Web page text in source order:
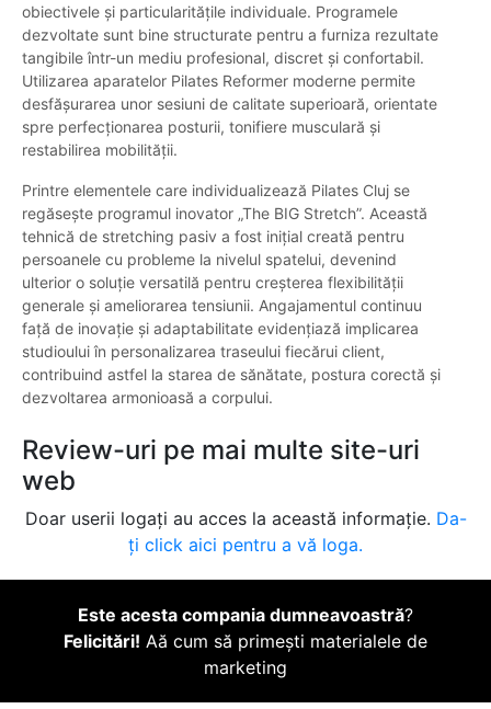
obiectivele și particularitățile individuale. Programele
dezvoltate sunt bine structurate pentru a furniza rezultate
tangibile într-un mediu profesional, discret și confortabil.
Utilizarea aparatelor Pilates Reformer moderne permite
desfășurarea unor sesiuni de calitate superioară, orientate
spre perfecționarea posturii, tonifiere musculară și
restabilirea mobilității.
Printre elementele care individualizează Pilates Cluj se
regăsește programul inovator „The BIG Stretch”. Această
tehnică de stretching pasiv a fost inițial creată pentru
persoanele cu probleme la nivelul spatelui, devenind
ulterior o soluție versatilă pentru creșterea flexibilității
generale și ameliorarea tensiunii. Angajamentul continuu
față de inovație și adaptabilitate evidențiază implicarea
studioului în personalizarea traseului fiecărui client,
contribuind astfel la starea de sănătate, postura corectă și
dezvoltarea armonioasă a corpului.
Review-uri pe mai multe site-uri
web
Doar userii logați au acces la această informație. Da-
ți click aici pentru a vă loga.
Este acesta compania dumneavoastră?
Felicitări! Aă cum să primești materialele de
marketing